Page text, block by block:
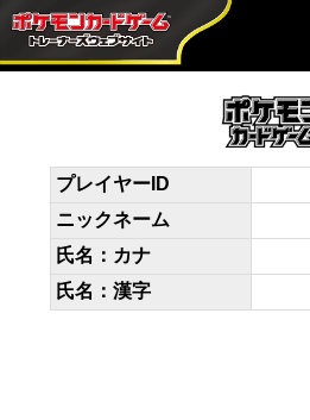
デッキコード
FdfdfF-52t14G-55F1Vk
プレイヤーID
ニックネーム
氏名：カナ
氏名：漢字